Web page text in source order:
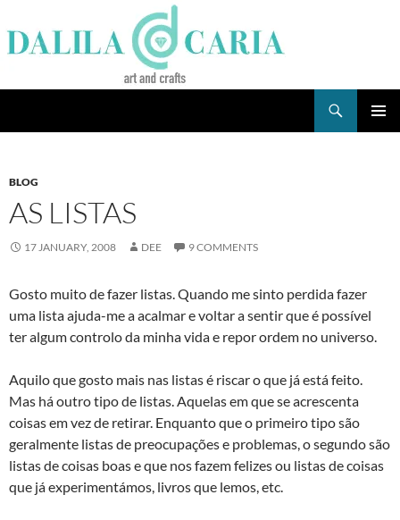
to
content
BLOG
AS LISTAS
17 JANUARY, 2008 DEE 9 COMMENTS
Gosto muito de fazer listas. Quando me sinto perdida fazer
uma lista ajuda-me a acalmar e voltar a sentir que é possível
ter algum controlo da minha vida e repor ordem no universo.
Aquilo que gosto mais nas listas é riscar o que já está feito.
Mas há outro tipo de listas. Aquelas em que se acrescenta
coisas em vez de retirar. Enquanto que o primeiro tipo são
geralmente listas de preocupações e problemas, o segundo são
listas de coisas boas e que nos fazem felizes ou listas de coisas
que já experimentámos, livros que lemos, etc.